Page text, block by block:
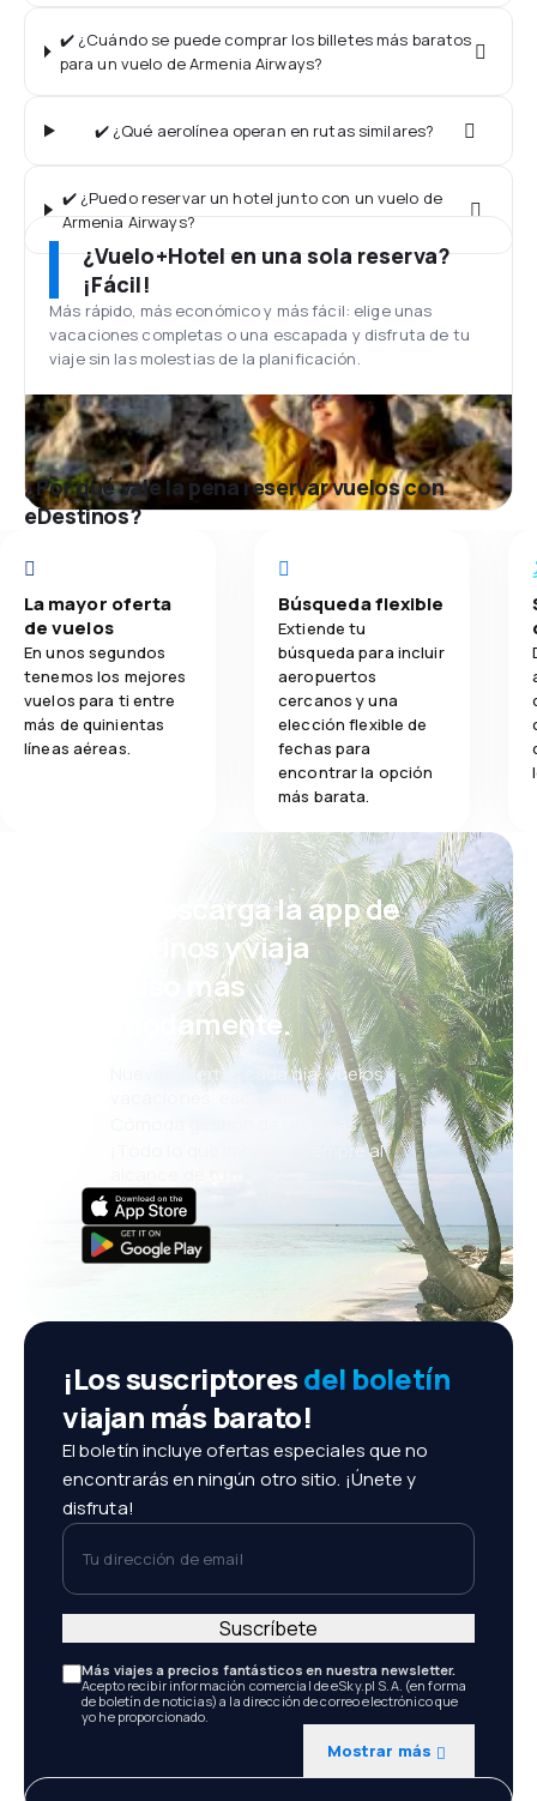
✔️ ¿Cuándo se puede comprar los billetes más baratos
para un vuelo de Armenia Airways?
✔️ ¿Qué aerolínea operan en rutas similares?
✔️ ¿Puedo reservar un hotel junto con un vuelo de
Armenia Airways?
¿Vuelo+Hotel en una sola reserva?
¡Fácil!
Más rápido, más económico y más fácil: elige unas
vacaciones completas o una escapada y disfruta de tu
viaje sin las molestias de la planificación.
¿Por qué vale la pena reservar vuelos con
eDestinos?
La mayor oferta
de vuelos
En unos segundos
tenemos los mejores
vuelos para ti entre
más de quinientas
líneas aéreas.
Búsqueda flexible
Extiende tu
búsqueda para incluir
aeropuertos
cercanos y una
elección flexible de
fechas para
encontrar la opción
más barata.
¡Eh! Descarga la app de
eDestinos y viaja
incluso más
cómodamente.
Nuevas ofertas cada día: vuelos,
vacaciones, escapadas
Cómoda gestión de reservas
¡Todo lo que importa, siempre al
¡Los suscriptoresdel boletín
viajan más barato!
El boletín incluye ofertas especiales que no
encontrarás en ningún otro sitio. ¡Únete y
disfruta!
Tu dirección de email
Más viajes a precios fantásticos en nuestra newsletter.
Acepto recibir información comercial de eSky.pl S.A. (en forma
de boletín de noticias) a la dirección de correo electrónico que
yo he proporcionado.
Mostrar más
Suscríbete